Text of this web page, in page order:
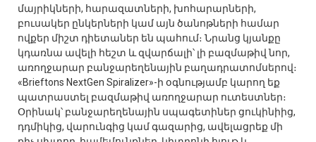
մայրիկների, հարազատների, խոհարարների,
բուսակեր ընկերների կամ այն ծանոթների համար
ովքեր միշտ դիետաներ են պահում։ Նրանց կյանքը
կդառնա ավելի հեշտ և զվարճալի՝ լի բազմաթիվ նոր,
առողջարար բանջարեղենային բաղադրատոմսերով։
«Brieftons NextGen Spiralizer»-ի օգնությամբ կարող եք
պատրաստել բազմաթիվ առողջարար ուտեստներ։
Օրինակ՝ բանջարեղենային սպագետիներ ցուկինիից,
դդմիկից, վարունգից կամ գազարից, ավելացրեք մի